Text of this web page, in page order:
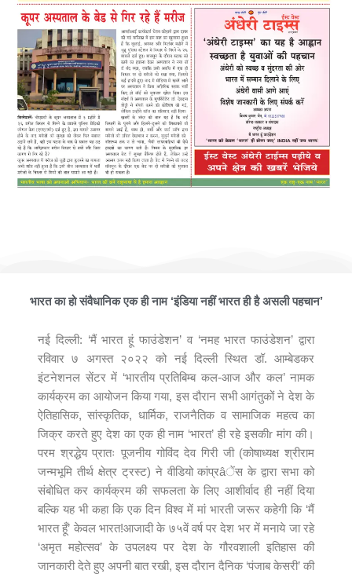
भारत का हो संवैधानिक एक ही नाम ‘इंडिया नहीं भारत ही है असली पहचान’
नई दिल्ली: ‘मैं भारत हूं फाउंडेशन’ व ‘नमह भारत फाउंडेशन’ द्वारा
रविवार ७ अगस्त २०२२ को नई दिल्ली स्थित डॉ. आम्बेडकर
इंटनेशनल सेंटर में ‘भारतीय प्रतिबिम्ब कल-आज और कल’ नामक
कार्यक्रम का आयोजन किया गया, इस दौरान सभी आगंतुकों ने देश के
ऐतिहासिक, सांस्कृतिक, धार्मिक, राजनैतिक व सामाजिक महत्व का
जिक्र करते हुए देश का एक ही नाम ‘भारत’ ही रहे इसकीr मांग की।
परम श्रद्धेय प्रातः पूजनीय गोविंद देव गिरी जी (कोषाध्यक्ष श्रीराम
जन्मभूमि तीर्थ क्षेत्र ट्रस्ट) ने वीडियो कांप्रâेंस के द्वारा सभा को
संबोधित कर कार्यक्रम की सफलता के लिए आशीर्वाद ही नहीं दिया
बल्कि यह भी कहा कि एक दिन विश्व में मां भारती जरूर कहेगी कि ‘मैं
भारत हूँ’ केवल भारत!आजादी के ७५वें वर्ष पर देश भर में मनाये जा रहे
‘अमृत महोत्सव’ के उपलक्ष्य पर देश के गौरवशाली इतिहास की
जानकारी देते हुए अपनी बात रखी, इस दौरान दैनिक ‘पंजाब केसरी’ की